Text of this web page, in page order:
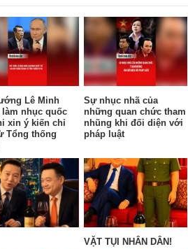
Lê Minh
làm nhục quốc
xin ý kiến chỉ
Tổng thống
Sự nhục nhã của
những quan chức tham
nhũng khi đối diện với
pháp luật
VẶT TỤI NHÂN DÂN!